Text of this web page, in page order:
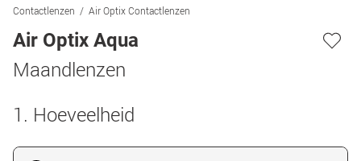
Contactlenzen Air Optix Contactlenzen
Air Optix Aqua
Maandlenzen
1. Hoeveelheid